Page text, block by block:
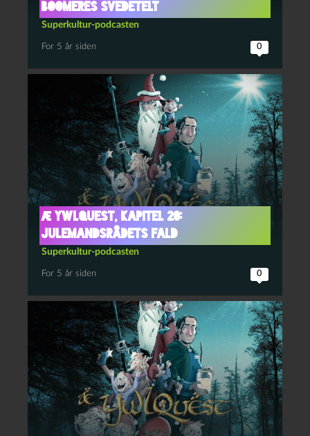
boomeres svedetelt
Superkultur-podcasten
For 5 år siden 0
Æ YwlQuest, kapitel 20:
Julemandsrådets fald
Superkultur-podcasten
For 5 år siden 0